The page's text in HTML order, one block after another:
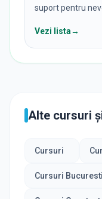
suport pentru
Vezi lista→
Alte cursuri
Cursuri
Cursuri Bucuresti